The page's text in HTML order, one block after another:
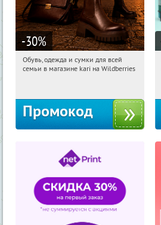
-30%
19:46:52
Получи первым!
Обувь, одежда и сумки для всей
семьи в магазине kari на Wildberries
Промокод